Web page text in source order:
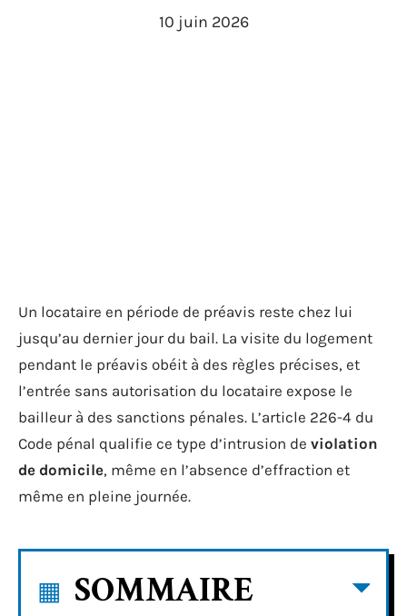
10 juin 2026
Un locataire en période de préavis reste chez lui
jusqu’au dernier jour du bail. La visite du logement
pendant le préavis obéit à des règles précises, et
l’entrée sans autorisation du locataire expose le
bailleur à des sanctions pénales. L’article 226-4 du
Code pénal qualifie ce type d’intrusion de violation
de domicile, même en l’absence d’effraction et
même en pleine journée.
SOMMAIRE